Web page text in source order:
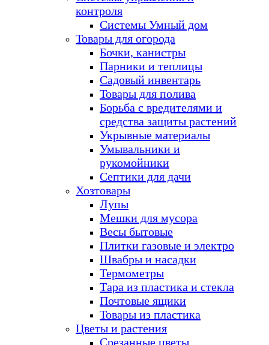
контроля
Системы Умный дом
Товары для огорода
Бочки, канистры
Парники и теплицы
Садовый инвентарь
Товары для полива
Борьба с вредителями и
средства защиты растений
Укрывные материалы
Умывальники и
рукомойники
Септики для дачи
Хозтовары
Лупы
Мешки для мусора
Весы бытовые
Плитки газовые и электро
Швабры и насадки
Термометры
Тара из пластика и стекла
Почтовые ящики
Товары из пластика
Цветы и растения
Срезанные цветы